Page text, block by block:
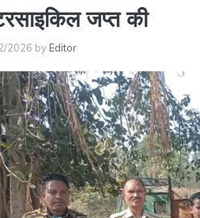
जप्त की
2026 by Editor